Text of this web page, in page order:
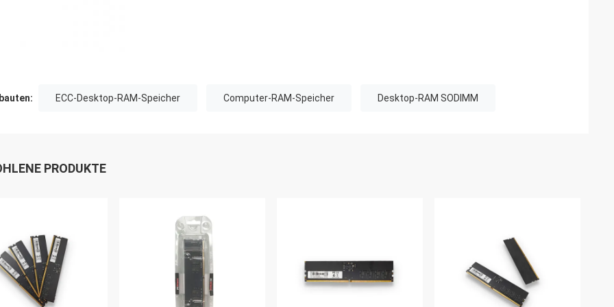
ECC-Desktop-RAM-Speicher Computer-RAM-Speicher Desktop-RAM SODIMM
PRODUKTE